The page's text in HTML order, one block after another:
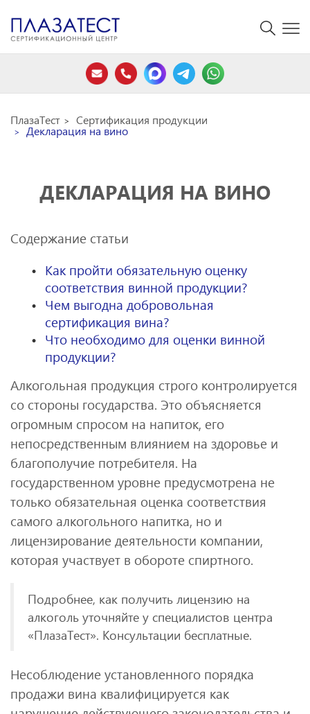
ПлазаТест Сертификация продукции
Декларация на вино
ДЕКЛАРАЦИЯ НА ВИНО
Содержание статьи
Как пройти обязательную оценку
соответствия винной продукции?
Чем выгодна добровольная
сертификация вина?
Что необходимо для оценки винной
продукции?
Алкогольная продукция строго контролируется
со стороны государства. Это объясняется
огромным спросом на напиток, его
непосредственным влиянием на здоровье и
благополучие потребителя. На
государственном уровне предусмотрена не
только обязательная оценка соответствия
самого алкогольного напитка, но и
лицензирование деятельности компании,
которая участвует в обороте спиртного.
Подробнее, как получить лицензию на
алкоголь уточняйте у специалистов центра
«ПлазаТест». Консультации бесплатные.
Несоблюдение установленного порядка
продажи вина квалифицируется как